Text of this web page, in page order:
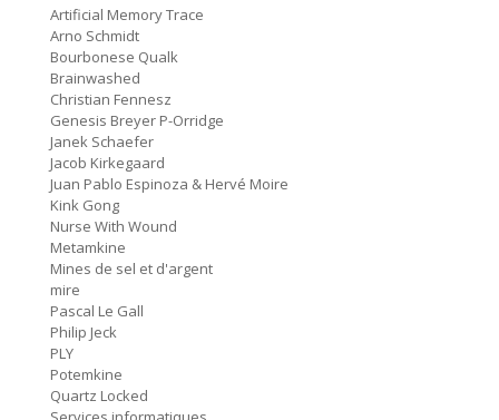
HD Hachoir
#77 Quartz Locked
f = (2.5)
#76 Carter Tutti Void
Called Again
#75 Philip Jeck
Bus Station
#74 Shit And Shine
Bye Bye Butterfly
#73 Pauline Oliveros
#72 Nurse With Wound
Artificial Memory Trace
Arno Schmidt
Bourbonese Qualk
Brainwashed
Christian Fennesz
Genesis Breyer P-Orridge
Janek Schaefer
Jacob Kirkegaard
Juan Pablo Espinoza & Hervé Moire
Kink Gong
Nurse With Wound
Metamkine
Mines de sel et d'argent
mire
Pascal Le Gall
Philip Jeck
PLY
Potemkine
Quartz Locked